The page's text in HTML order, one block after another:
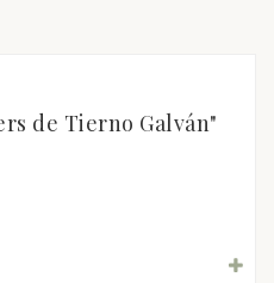
de Tierno Galván"